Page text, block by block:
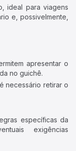
ideal para viagens
e, possivelmente,
apresentar o
no guichê.
necessário retirar o
específicas da
exigências